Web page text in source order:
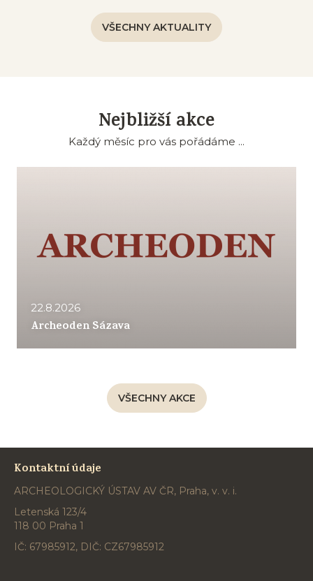
VŠECHNY AKTUALITY
Nejbližší akce
Každý měsíc pro vás pořádáme ...
22.8.2026
Archeoden Sázava
VŠECHNY AKCE
Kontaktní údaje
ARCHEOLOGICKÝ ÚSTAV AV ČR, Praha, v. v. i.
Letenská 123/4
118 00 Praha 1
IČ: 67985912, DIČ: CZ67985912